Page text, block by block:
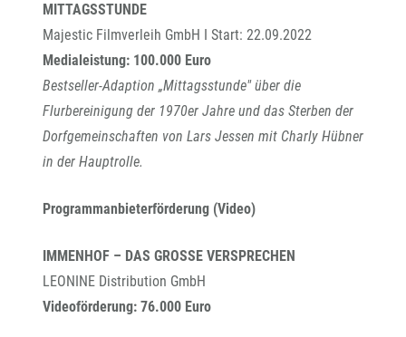
MITTAGSSTUNDE
Majestic Filmverleih GmbH I Start: 22.09.2022
Medialeistung: 100.000 Euro
Bestseller-Adaption „Mittagsstunde" über die
Flurbereinigung der 1970er Jahre und das Sterben der
Dorfgemeinschaften von Lars Jessen mit Charly Hübner
in der Hauptrolle.
Programmanbieterförderung (Video)
IMMENHOF – DAS GROSSE VERSPRECHEN
LEONINE Distribution GmbH
Videoförderung: 76.000 Euro